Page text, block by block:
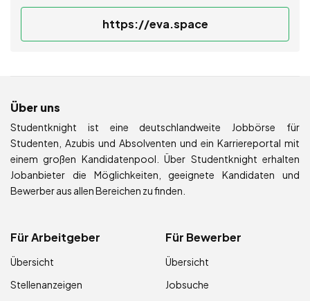
https://eva.space
Über uns
Studentknight ist eine deutschlandweite Jobbörse für
Studenten, Azubis und Absolventen und ein Karriereportal mit
einem großen Kandidatenpool. Über Studentknight erhalten
Jobanbieter die Möglichkeiten, geeignete Kandidaten und
Bewerber aus allen Bereichen zu finden.
Für Arbeitgeber
Übersicht
Stellenanzeigen
Für Bewerber
Übersicht
Jobsuche